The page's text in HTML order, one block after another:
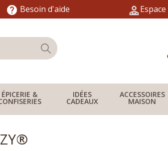
help Besoin d'aide
ÉPICERIE & IDÉES
CADEAUX
ACCESSOIRES
MAISON